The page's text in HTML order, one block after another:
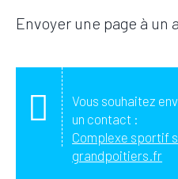
Envoyer une page à un
Vous souhaitez
un contact :
Complexe sportif
grandpoitiers.fr